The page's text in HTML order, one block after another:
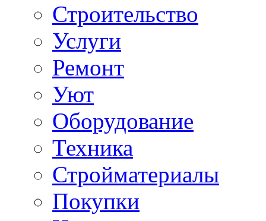
Строительство
Услуги
Ремонт
Уют
Оборудование
Техника
Стройматериалы
Покупки